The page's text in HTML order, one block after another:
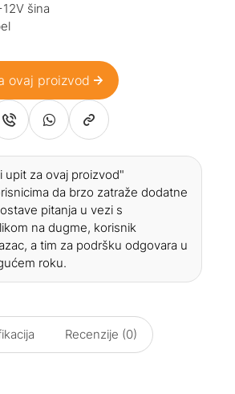
šina
ovaj proizvod
upit za ovaj proizvod"
da brzo zatraže dodatne
pitanja u vezi s
na dugme, korisnik
a tim za podršku odgovara u
roku.
Recenzije (0)